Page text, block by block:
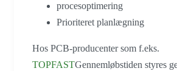
procesoptimering
Prioriteret planlægning
Hos PCB-producenter som f.eks.
TOPFASTGennemløbstiden styres